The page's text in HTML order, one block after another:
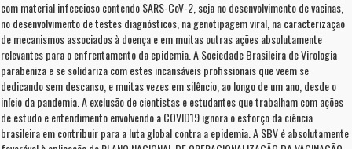
com material infeccioso contendo SARS-CoV-2, seja no desenvolvimento de vacinas,
no desenvolvimento de testes diagnósticos, na genotipagem viral, na caracterização
de mecanismos associados à doença e em muitas outras ações absolutamente
relevantes para o enfrentamento da epidemia. A Sociedade Brasileira de Virologia
parabeniza e se solidariza com estes incansáveis profissionais que veem se
dedicando sem descanso, e muitas vezes em silêncio, ao longo de um ano, desde o
início da pandemia. A exclusão de cientistas e estudantes que trabalham com ações
de estudo e entendimento envolvendo a COVID19 ignora o esforço da ciência
brasileira em contribuir para a luta global contra a epidemia. A SBV é absolutamente